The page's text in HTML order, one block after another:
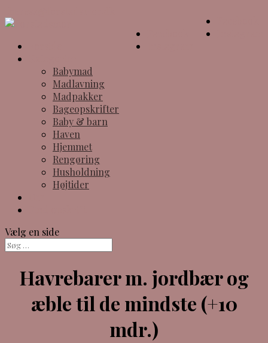
Babymad
Madlavning
Madpakker
Bageopskrifter
Baby & barn
Haven
Hjemmet
Rengøring
Husholdning
Højtider
Vælg en side
Havrebarer m. jordbær og
æble til de mindste (+10
mdr.)